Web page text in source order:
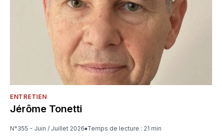
ENTRETIEN
Jérôme Tonetti
N°355 - Juin / Juillet 2026 Temps de lecture : 21 min